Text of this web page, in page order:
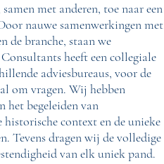
met anderen, toe naar een
nauwe samenwerkingen met
de branche, staan we
heeft een collegiale
adviesbureaus, voor de
om vragen. Wij hebben
het begeleiden van
context en de unieke
Tevens dragen wij de volledige
van elk uniek pand.